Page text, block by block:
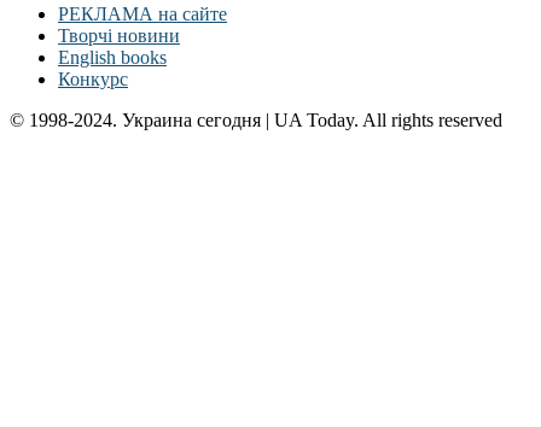
РЕКЛАМА на сайте
Творчі новини
English books
Конкурс
© 1998-2024. Украина сегодня | UA Today. All rights reserved